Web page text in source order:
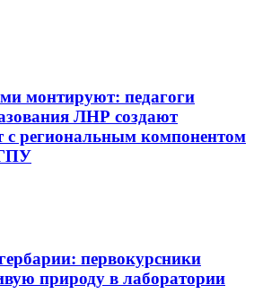
монтируют: педагоги
ЛНР создают
с региональным компонентом
первокурсники
природу в лаборатории